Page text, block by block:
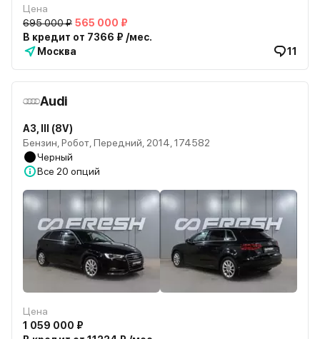
Цена
695 000 ₽ 565 000 ₽
В кредит от 7366 ₽ /мес.
Москва
11
Audi
A3, III (8V)
Бензин, Робот, Передний, 2014, 174582
Черный
Все 20 опций
Цена
1 059 000 ₽